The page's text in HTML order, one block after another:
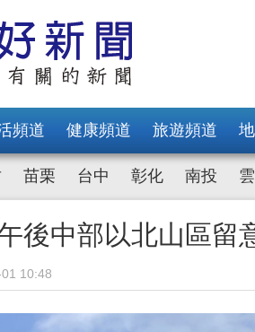
頻道 健康頻道 旅遊頻道
苗栗 台中 彰化 南投
後中部以北山區留
10:48